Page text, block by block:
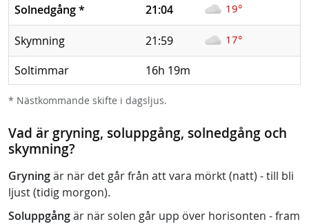
Solnedgång* 21:04 19°
Skymning 21:59 17°
Soltimmar 16h 19m
* Nästkommande skifte i dagsljus.
Vad är gryning, soluppgång, solnedgång och
skymning?
Gryningär när det går från att vara mörkt (natt) - till bli
ljust (tidig morgon).
Soluppgångär när solen går upp över horisonten - fram